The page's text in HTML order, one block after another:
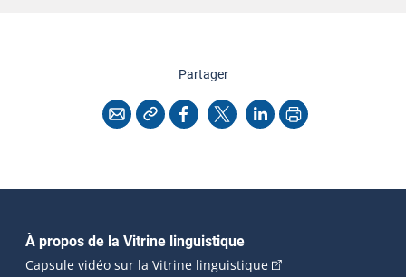
Partagercette page
CourrielCopier l'adresse
Facebook
X LinkedInImprimer
Navigation principale
À propos de la Vitrine linguistique
Capsule vidéo sur la Vitrine linguistique(Cet hyperlien